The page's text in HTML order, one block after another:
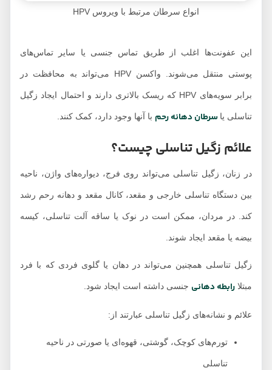
انواع سرطان مرتبط با ویروس HPV
این عفونت‌ها اغلب از طریق تماس جنسی یا سایر تماس‌های
پوستی منتقل می‌شوند. واکسن HPV می‌تواند به محافظت در
برابر سویه‌های HPV که ریسک بالاتری دارند و احتمال ایجاد زگیل
تناسلی یاسرطان دهانه رحمبا آنها وجود دارد، کمک کنند.
علائم زگیل تناسلی چیست؟
در زنان، زگیل تناسلی می‌تواند روی فرج، دیواره‌های واژن، ناحیه
بین دستگاه تناسلی خارجی و مقعد، کانال مقعد و دهانه رحم رشد
کند. در مردان، ممکن است در نوک یا ساقه آلت تناسلی، کیسه
بیضه یا مقعد ایجاد شوند.
زگیل تناسلی همچنین می‌تواند در دهان یا گلوی فردی که با فرد
رابطه دهانیجنسی داشته است ایجاد شود.
علائم و نشانه‌های زگیل تناسلی عبارتند از:
تورم‌های کوچک، گوشتی، قهوه‌ای یا صورتی در ناحیه
تناسلی